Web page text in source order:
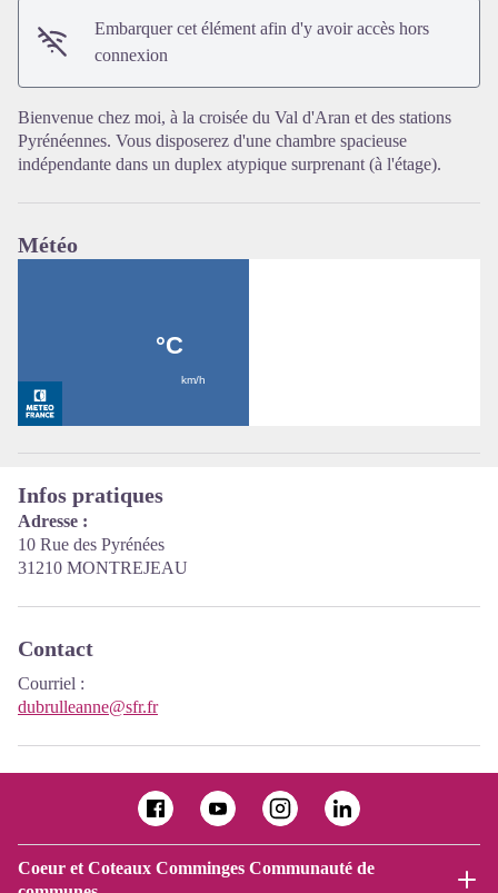
Voir l'image en plein écran
Embarquer cet élément afin d'y avoir accès hors
connexion
Bienvenue chez moi, à la croisée du Val d'Aran et des stations
Pyrénéennes. Vous disposerez d'une chambre spacieuse
indépendante dans un duplex atypique surprenant (à l'étage).
Météo
Infos pratiques
Adresse :
10 Rue des Pyrénées
31210 MONTREJEAU
Contact
Courriel :
dubrulleanne@sfr.fr
Coeur et Coteaux Comminges Communauté de